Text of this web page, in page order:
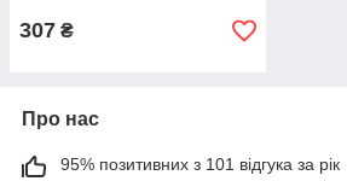
307 ₴
Про нас
95% позитивних з 101 відгука за рік